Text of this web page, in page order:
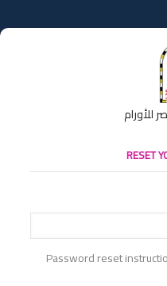
RESET
Password reset